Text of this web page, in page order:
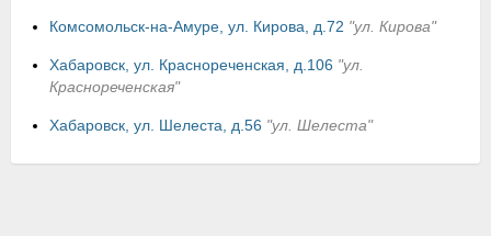
Комсомольск-на-Амуре, ул. Кирова, д.72 "ул. Кирова"
Хабаровск, ул. Краснореченская, д.106 "ул.
Краснореченская"
Хабаровск, ул. Шелеста, д.56 "ул. Шелеста"